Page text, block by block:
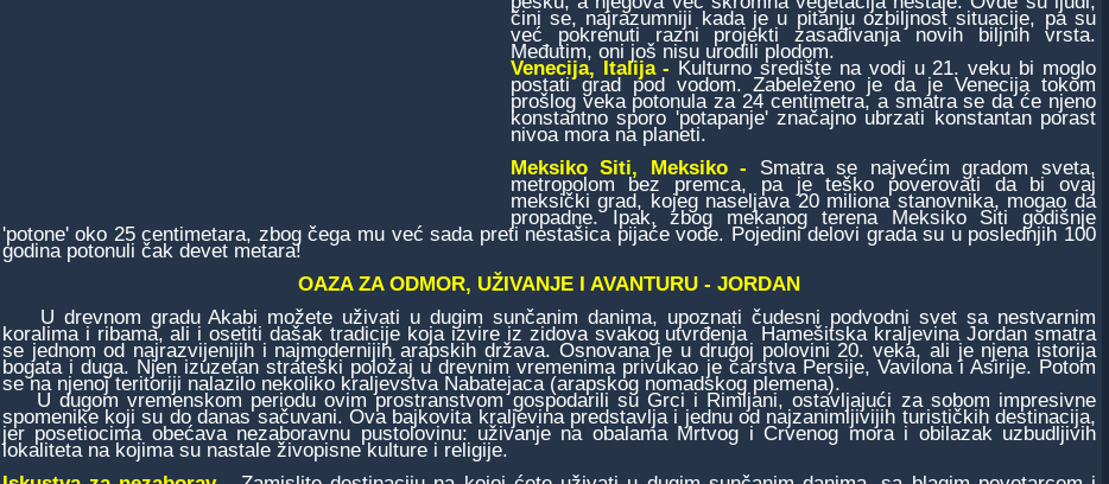
čini se, najrazumniji kada je u pitanju ozbiljnost situacije, pa su
već pokrenuti razni projekti zasađivanja novih biljnih vrsta.
Međutim, oni još nisu urodili plodom.
Venecija, Italija - Kulturno središte na vodi u 21. veku bi moglo
postati grad pod vodom. Zabeleženo je da je Venecija tokom
prošlog veka potonula za 24 centimetra, a smatra se da će njeno
konstantno sporo 'potapanje' značajno ubrzati konstantan porast
nivoa mora na planeti.
Meksiko Siti, Meksiko - Smatra se najvećim gradom sveta,
metropolom bez premca, pa je teško poverovati da bi ovaj
meksički grad, kojeg naseljava 20 miliona stanovnika, mogao da
propadne. Ipak, zbog mekanog terena Meksiko Siti godišnje
'potone' oko 25 centimetara, zbog čega mu već sada preti nestašica pijaće vode. Pojedini delovi grada su u poslednjih 100
godina potonuli čak devet metara!
OAZA ZA ODMOR, UŽIVANJE I AVANTURU - JORDAN
U drevnom gradu Akabi možete uživati u dugim sunčanim danima, upoznati čudesni podvodni svet sa nestvarnim
koralima i ribama, ali i osetiti dašak tradicije koja izvire iz zidova svakog utvrđenja Hamešitska kraljevina Jordan smatra
se jednom od najrazvijenijih i najmodernijih arapskih država. Osnovana je u drugoj polovini 20. veka, ali je njena istorija
bogata i duga. Njen izuzetan strateški položaj u drevnim vremenima privukao je carstva Persije, Vavilona i Asirije. Potom
se na njenoj teritoriji nalazilo nekoliko kraljevstva Nabatejaca (arapskog nomadskog plemena).
U dugom vremenskom periodu ovim prostranstvom gospodarili su Grci i Rimljani, ostavljajući za sobom impresivne
spomenike koji su do danas sačuvani. Ova bajkovita kraljevina predstavlja i jednu od najzanimljivijih turističkih destinacija,
jer posetiocima obećava nezaboravnu pustolovinu: uživanje na obalama Mrtvog i Crvenog mora i obilazak uzbudljivih
lokaliteta na kojima su nastale živopisne kulture i religije.